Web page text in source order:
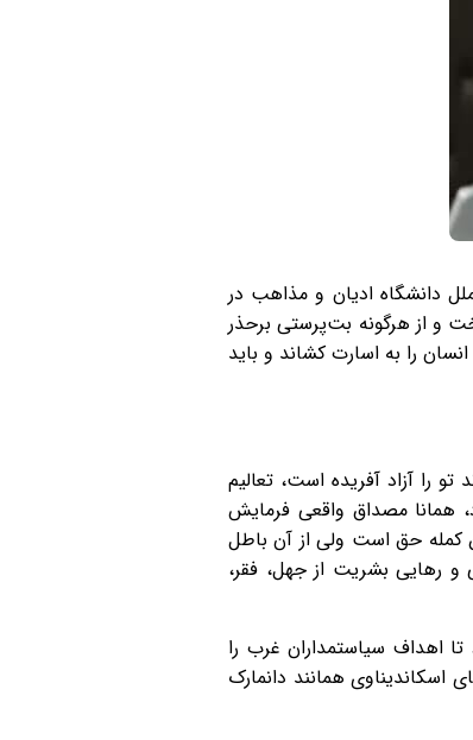
دانشگاه ادیان و مذاهب در
و از هرگونه بت‌پرستی برحذر
را به اسارت كشاند و باید
را آزاد آفریده است، تعاليم
همانا مصداق واقعی فرمایش
کمله حق است ولی از آن باطل
و رهایی بشريت از جهل، فقر،
اهداف سیاستمداران غرب را
همانند دانمارک